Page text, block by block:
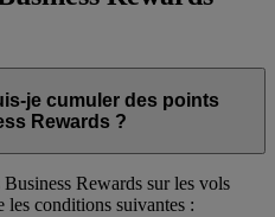
je cumuler des points
Rewards ?
Rewards sur les vols
les conditions suivantes :